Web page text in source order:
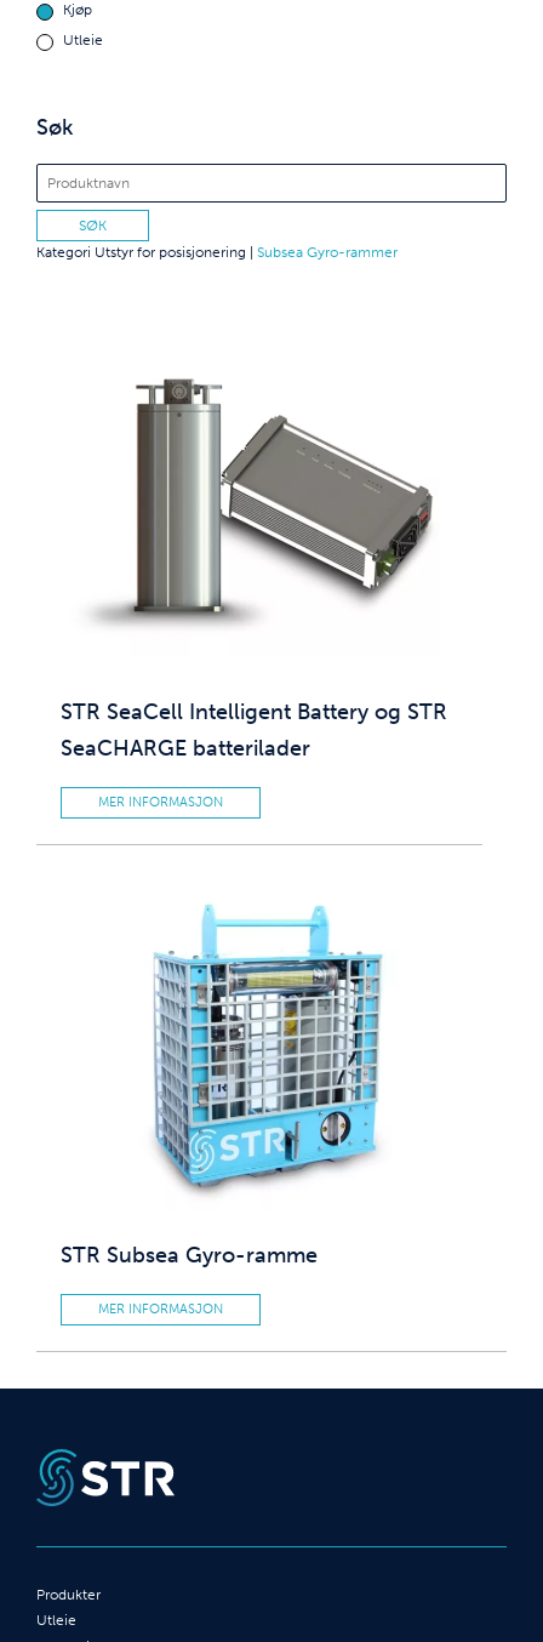
Kjøp
Utleie
Søk
Kategori Utstyr for posisjonering Subsea Gyro-rammer
STR SeaCell Intelligent Battery og STR
SeaCHARGE batterilader
MER INFORMASJON
STR Subsea Gyro-ramme
MER INFORMASJON
Produkter
Utleie